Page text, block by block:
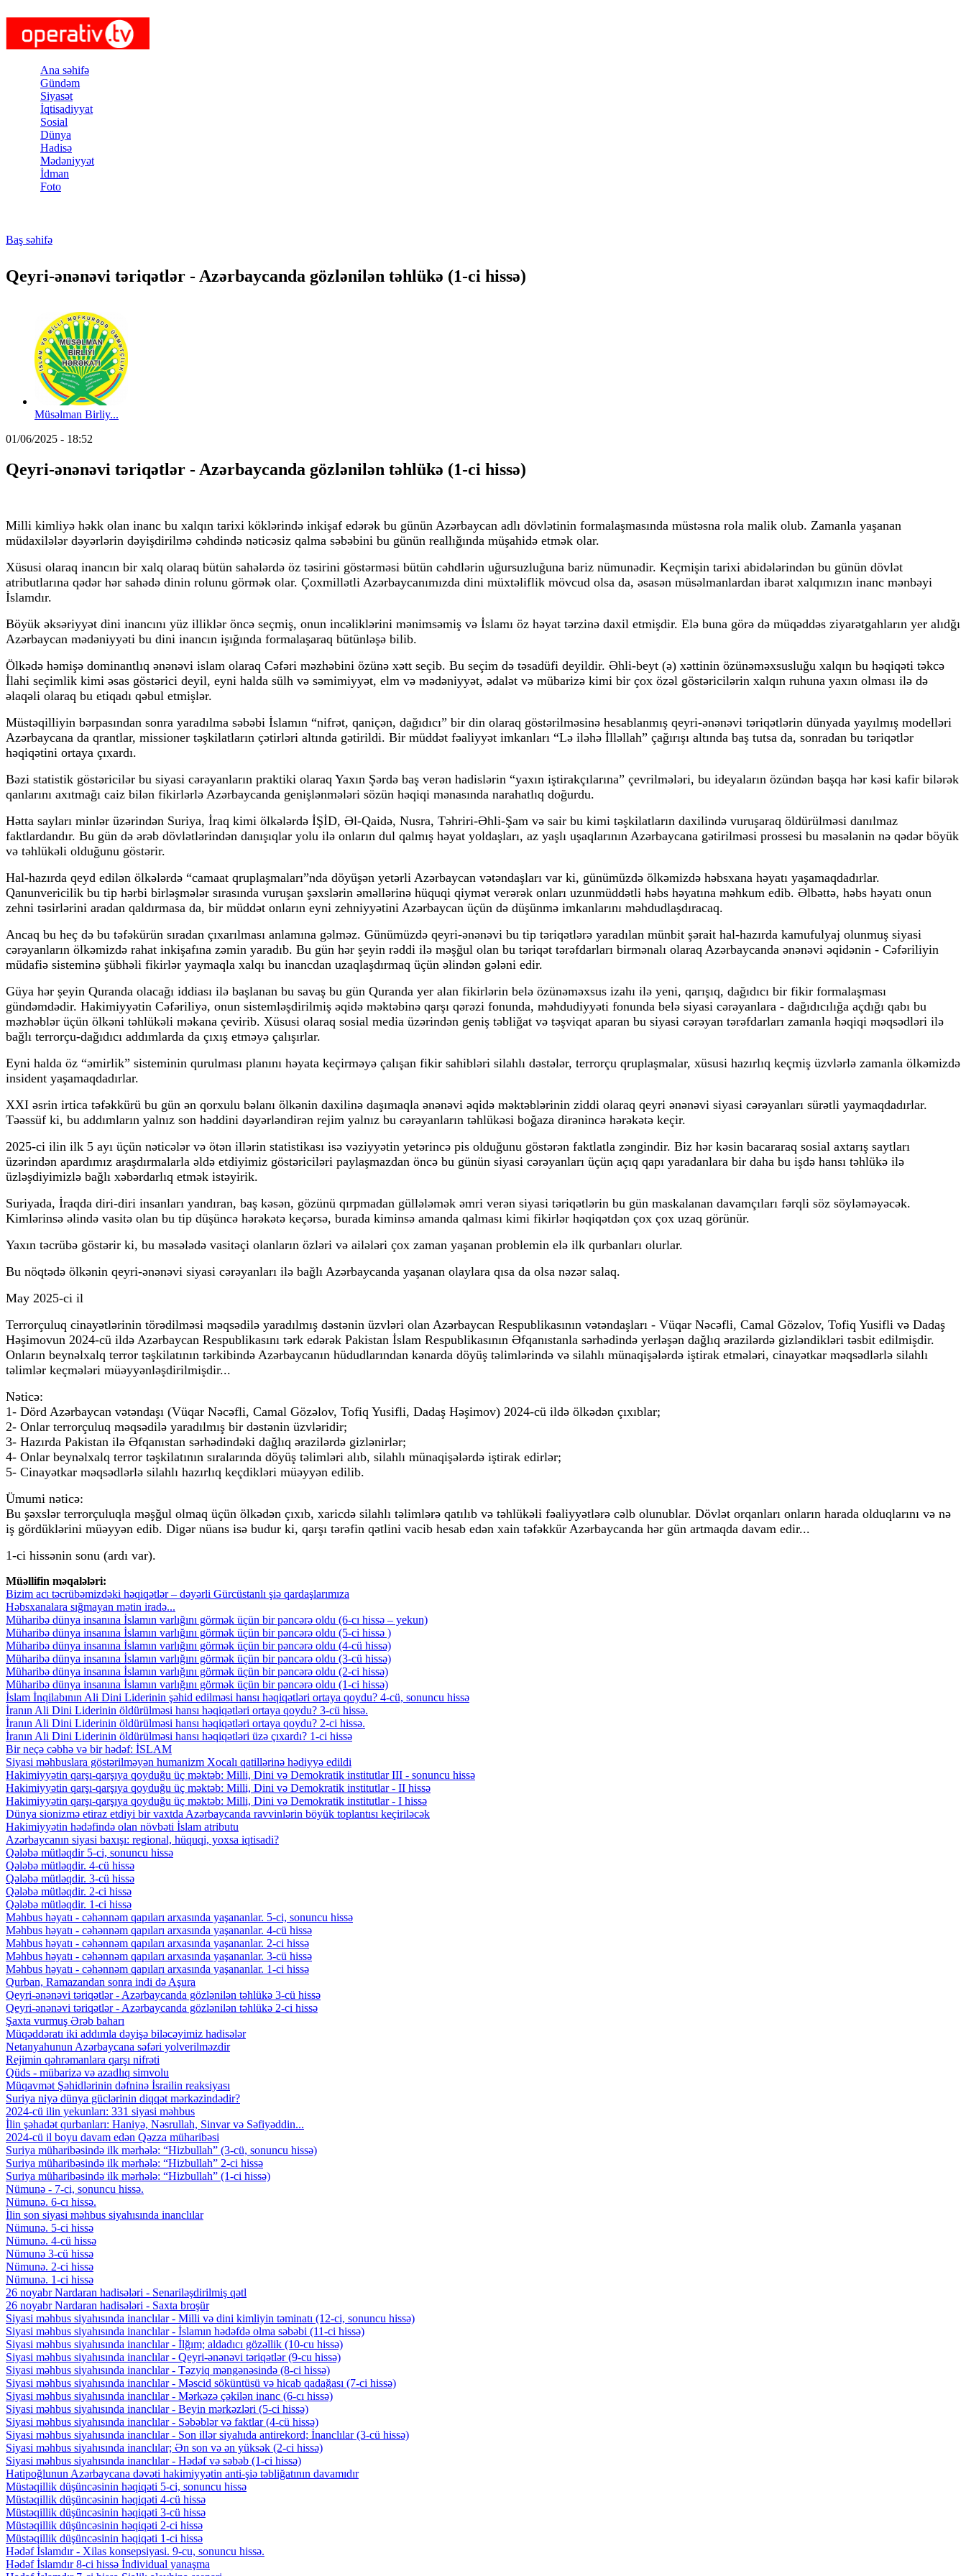
Ana səhifə
Gündəm
Siyasət
İqtisadiyyat
Sosial
Dünya
Hadisə
Mədəniyyət
İdman
Foto
Baş səhifə
Qeyri-ənənəvi təriqətlər - Azərbaycanda gözlənilən təhlükə (1-ci hissə)
Müsəlman Birliy...
01/06/2025 - 18:52
Qeyri-ənənəvi təriqətlər - Azərbaycanda gözlənilən təhlükə (1-ci hissə)
Milli kimliyə həkk olan inanc bu xalqın tarixi köklərində inkişaf edərək bu günün Azərbaycan adlı dövlətinin formalaşmasında müstəsna rola malik olub. Zamanla yaşanan
müdaxilələr dəyərlərin dəyişdirilmə cəhdində nəticəsiz qalma səbəbini bu günün reallığında müşahidə etmək olar.
Xüsusi olaraq inancın bir xalq olaraq bütün sahələrdə öz təsirini göstərməsi bütün cəhdlərin uğursuzluğuna bariz nümunədir. Keçmişin tarixi abidələrindən bu günün dövlət
atributlarına qədər hər sahədə dinin rolunu görmək olar. Çoxmillətli Azərbaycanımızda dini müxtəliflik mövcud olsa da, əsasən müsəlmanlardan ibarət xalqımızın inanc mənbəyi
İslamdır.
Böyük əksəriyyət dini inancını yüz illiklər öncə seçmiş, onun incəliklərini mənimsəmiş və İslamı öz həyat tərzinə daxil etmişdir. Elə buna görə də müqəddəs ziyarətgahların yer alıdğı
Azərbaycan mədəniyyəti bu dini inancın işığında formalaşaraq bütünləşə bilib.
Ölkədə həmişə dominantlıq ənənəvi islam olaraq Cəfəri məzhəbini özünə xətt seçib. Bu seçim də təsadüfi deyildir. Əhli-beyt (ə) xəttinin özünəməxsusluğu xalqın bu həqiqəti təkcə
İlahi seçimlik kimi əsas göstərici deyil, eyni halda sülh və səmimiyyət, elm və mədəniyyət, ədalət və mübarizə kimi bir çox özəl göstəricilərin xalqın ruhuna yaxın olması ilə də
əlaqəli olaraq bu etiqadı qəbul etmişlər.
Müstəqilliyin bərpasından sonra yaradılma səbəbi İslamın “nifrət, qaniçən, dağıdıcı” bir din olaraq göstərilməsinə hesablanmış qeyri-ənənəvi təriqətlərin dünyada yayılmış modelləri
Azərbaycana da qrantlar, missioner təşkilatların çətirləri altında gətirildi. Bir müddət fəaliyyət imkanları “Lə iləhə İlləllah” çağırışı altında baş tutsa da, sonradan bu təriqətlər
həqiqətini ortaya çıxardı.
Bəzi statistik göstəricilər bu siyasi cərəyanların praktiki olaraq Yaxın Şərdə baş verən hadislərin “yaxın iştirakçılarına” çevrilmələri, bu ideyaların özündən başqa hər kəsi kafir bilərək
qanlarını axıtmağı caiz bilən fikirlərlə Azərbaycanda genişlənmələri sözün həqiqi mənasında narahatlıq doğurdu.
Hətta sayları minlər üzərindən Suriya, İraq kimi ölkələrdə İŞİD, Əl-Qaidə, Nusra, Təhriri-Əhli-Şam və sair bu kimi təşkilatların daxilində vuruşaraq öldürülməsi danılmaz
faktlardandır. Bu gün də ərəb dövlətlərindən danışıqlar yolu ilə onların dul qalmış həyat yoldaşları, az yaşlı uşaqlarının Azərbaycana gətirilməsi prossesi bu məsələnin nə qədər böyük
və təhlükəli olduğunu göstərir.
Hal-hazırda qeyd edilən ölkələrdə “camaat qruplaşmaları”nda döyüşən yetərli Azərbaycan vətəndaşları var ki, günümüzdə ölkəmizdə həbsxana həyatı yaşamaqdadırlar.
Qanunvericilik bu tip hərbi birləşmələr sırasında vuruşan şəxslərin əməllərinə hüquqi qiymət verərək onları uzunmüddətli həbs həyatına məhkum edib. Əlbəttə, həbs həyatı onun
zehni təsirlərini aradan qaldırmasa da, bir müddət onların eyni zehniyyətini Azərbaycan üçün də düşünmə imkanlarını məhdudlaşdıracaq.
Ancaq bu heç də bu təfəkürün sıradan çıxarılması anlamına gəlməz. Günümüzdə qeyri-ənənəvi bu tip təriqətlərə yaradılan münbit şərait hal-hazırda kamufulyaj olunmuş siyasi
cərəyanların ölkəmizdə rahat inkişafına zəmin yaradıb. Bu gün hər şeyin rəddi ilə məşğul olan bu təriqət tərəfdarları birmənalı olaraq Azərbaycanda ənənəvi əqidənin - Cəfəriliyin
müdafiə sisteminə şübhəli fikirlər yaymaqla xalqı bu inancdan uzaqlaşdırmaq üçün əlindən gələni edir.
Güya hər şeyin Quranda olacağı iddiası ilə başlanan bu savaş bu gün Quranda yer alan fikirlərin belə özünəməxsus izahı ilə yeni, qarışıq, dağıdıcı bir fikir formalaşması
gündəmdədir. Hakimiyyətin Cəfəriliyə, onun sistemləşdirilmiş əqidə məktəbinə qarşı qərəzi fonunda, məhdudiyyəti fonunda belə siyasi cərəyanlara - dağıdıcılığa açdığı qabı bu
məzhəblər üçün ölkəni təhlükəli məkana çevirib. Xüsusi olaraq sosial media üzərindən geniş təbliğat və təşviqat aparan bu siyasi cərəyan tərəfdarları zamanla həqiqi məqsədləri ilə
bağlı terrorçu-dağıdıcı addımlarda da çıxış etməyə çalışırlar.
Eyni halda öz “əmirlik” sisteminin qurulması planını həyata keçirməyə çalışan fikir sahibləri silahlı dəstələr, terrorçu qruplaşmalar, xüsusi hazırlıq keçmiş üzvlərlə zamanla ölkəmizdə
insident yaşamaqdadırlar.
XXI əsrin irtica təfəkkürü bu gün ən qorxulu bəlanı ölkənin daxilinə daşımaqla ənənəvi əqidə məktəblərinin ziddi olaraq qeyri ənənəvi siyasi cərəyanları sürətli yaymaqdadırlar.
Təəssüf ki, bu addımların yalnız son həddini dəyərləndirən rejim yalnız bu cərəyanların təhlükəsi boğaza dirənincə hərəkətə keçir.
2025-ci ilin ilk 5 ayı üçün nəticələr və ötən illərin statistikası isə vəziyyətin yetərincə pis olduğunu göstərən faktlatla zəngindir. Biz hər kəsin bacararaq sosial axtarış saytları
üzərindən apardımız araşdırmalarla əldə etdiyimiz göstəriciləri paylaşmazdan öncə bu günün siyasi cərəyanları üçün açıq qapı yaradanlara bir daha bu işdə hansı təhlükə ilə
üzləşdiyimizlə bağlı xəbərdarlıq etmək istəyirik.
Suriyada, İraqda diri-diri insanları yandıran, baş kəsən, gözünü qırpmadan güllələmək əmri verən siyasi təriqətlərin bu gün maskalanan davamçıları fərqli söz söyləməyəcək.
Kimlərinsə əlində vasitə olan bu tip düşüncə hərəkətə keçərsə, burada kiminsə amanda qalması kimi fikirlər həqiqətdən çox çox uzaq görünür.
Yaxın təcrübə göstərir ki, bu məsələdə vasitəçi olanların özləri və ailələri çox zaman yaşanan problemin elə ilk qurbanları olurlar.
Bu nöqtədə ölkənin qeyri-ənənəvi siyasi cərəyanları ilə bağlı Azərbaycanda yaşanan olaylara qısa da olsa nəzər salaq.
May 2025-ci il
Terrorçuluq cinayətlərinin törədilməsi məqsədilə yaradılmış dəstənin üzvləri olan Azərbaycan Respublikasının vətəndaşları - Vüqar Nəcəfli, Camal Gözəlov, Tofiq Yusifli və Dadaş
Həşimovun 2024-cü ildə Azərbaycan Respublikasını tərk edərək Pakistan İslam Respublikasının Əfqanıstanla sərhədində yerləşən dağlıq ərazilərdə gizləndikləri təsbit edilmişdir.
Onların beynəlxalq terror təşkilatının tərkibində Azərbaycanın hüdudlarından kənarda döyüş təlimlərində və silahlı münaqişələrdə iştirak etmələri, cinayətkar məqsədlərlə silahlı
təlimlər keçmələri müəyyənləşdirilmişdir...
Nəticə:
1- Dörd Azərbaycan vətəndaşı (Vüqar Nəcəfli, Camal Gözəlov, Tofiq Yusifli, Dadaş Həşimov) 2024-cü ildə ölkədən çıxıblar;
2- Onlar terrorçuluq məqsədilə yaradılmış bir dəstənin üzvləridir;
3- Hazırda Pakistan ilə Əfqanıstan sərhədindəki dağlıq ərazilərdə gizlənirlər;
4- Onlar beynəlxalq terror təşkilatının sıralarında döyüş təlimləri alıb, silahlı münaqişələrdə iştirak edirlər;
5- Cinayətkar məqsədlərlə silahlı hazırlıq keçdikləri müəyyən edilib.
Ümumi nəticə:
Bu şəxslər terrorçuluqla məşğul olmaq üçün ölkədən çıxıb, xaricdə silahlı təlimlərə qatılıb və təhlükəli fəaliyyətlərə cəlb olunublar. Dövlət orqanları onların harada olduqlarını və nə
iş gördüklərini müəyyən edib. Digər nüans isə budur ki, qarşı tərəfin qətlini vacib hesab edən xain təfəkkür Azərbaycanda hər gün artmaqda davam edir...
1-ci hissənin sonu (ardı var).
Müəllifin məqalələri:
Bizim acı təcrübəmizdəki həqiqətlər – dəyərli Gürcüstanlı şiə qardaşlarımıza
Həbsxanalara sığmayan mətin iradə...
Müharibə dünya insanına İslamın varlığını görmək üçün bir pəncərə oldu (6-cı hissə – yekun)
Müharibə dünya insanına İslamın varlığını görmək üçün bir pəncərə oldu (5-ci hissə )
Müharibə dünya insanına İslamın varlığını görmək üçün bir pəncərə oldu (4-cü hissə)
Müharibə dünya insanına İslamın varlığını görmək üçün bir pəncərə oldu (3-cü hissə)
Müharibə dünya insanına İslamın varlığını görmək üçün bir pəncərə oldu (2-ci hissə)
Müharibə dünya insanına İslamın varlığını görmək üçün bir pəncərə oldu (1-ci hissə)
İslam İnqilabının Ali Dini Liderinin şəhid edilməsi hansı həqiqətləri ortaya qoydu? 4-cü, sonuncu hissə
İranın Ali Dini Liderinin öldürülməsi hansı həqiqətləri ortaya qoydu? 3-cü hissə.
İranın Ali Dini Liderinin öldürülməsi hansı həqiqətləri ortaya qoydu? 2-ci hissə.
İranın Ali Dini Liderinin öldürülməsi hansı həqiqətləri üzə çıxardı? 1-ci hissə
Bir neçə cəbhə və bir hədəf: İSLAM
Siyasi məhbuslara göstərilməyən humanizm Xocalı qatillərinə hədiyyə edildi
Hakimiyyətin qarşı-qarşıya qoyduğu üç məktəb: Milli, Dini və Demokratik institutlar III - sonuncu hissə
Hakimiyyətin qarşı-qarşıya qoyduğu üç məktəb: Milli, Dini və Demokratik institutlar - II hissə
Hakimiyyətin qarşı-qarşıya qoyduğu üç məktəb: Milli, Dini və Demokratik institutlar - I hissə
Dünya sionizmə etiraz etdiyi bir vaxtda Azərbaycanda ravvinlərin böyük toplantısı keçiriləcək
Hakimiyyətin hədəfində olan növbəti İslam atributu
Azərbaycanın siyasi baxışı: regional, hüquqi, yoxsa iqtisadi?
Qələbə mütləqdir 5-ci, sonuncu hissə
Qələbə mütləqdir. 4-cü hissə
Qələbə mütləqdir. 3-cü hissə
Qələbə mütləqdir. 2-ci hissə
Qələbə mütləqdir. 1-ci hissə
Məhbus həyatı - cəhənnəm qapıları arxasında yaşananlar. 5-ci, sonuncu hissə
Məhbus həyatı - cəhənnəm qapıları arxasında yaşananlar. 4-cü hissə
Məhbus həyatı - cəhənnəm qapıları arxasında yaşananlar. 2-ci hissə
Məhbus həyatı - cəhənnəm qapıları arxasında yaşananlar. 3-cü hissə
Məhbus həyatı - cəhənnəm qapıları arxasında yaşananlar. 1-ci hissə
Qurban, Ramazandan sonra indi də Aşura
Qeyri-ənənəvi təriqətlər - Azərbaycanda gözlənilən təhlükə 3-cü hissə
Qeyri-ənənəvi təriqətlər - Azərbaycanda gözlənilən təhlükə 2-ci hissə
Şaxta vurmuş Ərəb baharı
Müqəddəratı iki addımla dəyişə biləcəyimiz hadisələr
Netanyahunun Azərbaycana səfəri yolverilməzdir
Rejimin qəhrəmanlara qarşı nifrəti
Qüds - mübarizə və azadlıq simvolu
Müqavmət Şəhidlərinin dəfninə İsrailin reaksiyası
Suriya niyə dünya güclərinin diqqət mərkəzindədir?
2024-cü ilin yekunları: 331 siyasi məhbus
İlin şəhadət qurbanları: Haniyə, Nəsrullah, Sinvar və Səfiyəddin...
2024-cü il boyu davam edən Qəzza müharibəsi
Suriya müharibəsində ilk mərhələ: “Hizbullah” (3-cü, sonuncu hissə)
Suriya müharibəsində ilk mərhələ: “Hizbullah” 2-ci hissə
Suriya müharibəsində ilk mərhələ: “Hizbullah” (1-ci hissə)
Nümunə - 7-ci, sonuncu hissə.
Nümunə. 6-cı hissə.
İlin son siyasi məhbus siyahısında inanclılar
Nümunə. 5-ci hissə
Nümunə. 4-cü hissə
Nümunə 3-cü hissə
Nümunə. 2-ci hissə
Nümunə. 1-ci hissə
26 noyabr Nardaran hadisələri - Senariləşdirilmiş qətl
26 noyabr Nardaran hadisələri - Saxta broşür
Siyasi məhbus siyahısında inanclılar - Milli və dini kimliyin təminatı (12-ci, sonuncu hissə)
Siyasi məhbus siyahısında inanclılar - İslamın hədəfdə olma səbəbi (11-ci hissə)
Siyasi məhbus siyahısında inanclılar - İlğım; aldadıcı gözəllik (10-cu hissə)
Siyasi məhbus siyahısında inanclılar - Qeyri-ənənəvi təriqətlər (9-cu hissə)
Siyasi məhbus siyahısında inanclılar - Təzyiq məngənəsində (8-ci hissə)
Siyasi məhbus siyahısında inanclılar - Məscid söküntüsü və hicab qadağası (7-ci hissə)
Siyasi məhbus siyahısında inanclılar - Mərkəzə çəkilən inanc (6-cı hissə)
Siyasi məhbus siyahısında inanclılar - Beyin mərkəzləri (5-ci hissə)
Siyasi məhbus siyahısında inanclılar - Səbəblər və faktlar (4-cü hissə)
Siyasi məhbus siyahısında inanclılar - Son illər siyahıda antirekord; İnanclılar (3-cü hissə)
Siyasi məhbus siyahısında inanclılar; Ən son və ən yüksək (2-ci hissə)
Siyasi məhbus siyahısında inanclılar - Hədəf və səbəb (1-ci hissə)
Hatipoğlunun Azərbaycana dəvəti hakimiyyətin anti-şiə təbliğatının davamıdır
Müstəqillik düşüncəsinin həqiqəti 5-ci, sonuncu hissə
Müstəqillik düşüncəsinin həqiqəti 4-cü hissə
Müstəqillik düşüncəsinin həqiqəti 3-cü hissə
Müstəqillik düşüncəsinin həqiqəti 2-ci hissə
Müstəqillik düşüncəsinin həqiqəti 1-ci hissə
Hədəf İslamdır - Xilas konsepsiyasi. 9-cu, sonuncu hissə.
Hədəf İslamdır 8-ci hissə İndividual yanaşma